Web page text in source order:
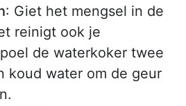
: Giet het mengsel in de
reinigt ook je
de waterkoker twee
koud water om de geur